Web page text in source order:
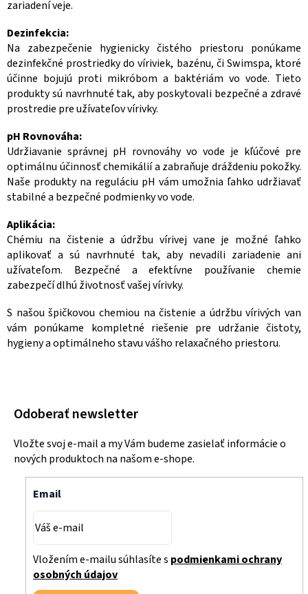
k
y
v
ý
p
s
u
zariadení veje.
Dezinfekcia:
Na zabezpečenie hygienicky čistého priestoru ponúkame
dezinfekčné prostriedky do víriviek, bazénu, či Swimspa, ktoré
účinne bojujú proti mikróbom a baktériám vo vode. Tieto
produkty sú navrhnuté tak, aby poskytovali bezpečné a zdravé
prostredie pre užívateľov vírivky.
pH Rovnováha:
Udržiavanie správnej pH rovnováhy vo vode je kľúčové pre
optimálnu účinnosť chemikálií a zabraňuje dráždeniu pokožky.
Naše produkty na reguláciu pH vám umožnia ľahko udržiavať
stabilné a bezpečné podmienky vo vode.
Aplikácia:
Chémiu na čistenie a údržbu vírivej vane je možné ľahko
aplikovať a sú navrhnuté tak, aby nevadili zariadenie ani
užívateľom. Bezpečné a efektívne používanie chemie
zabezpečí dlhú životnosť vašej vírivky.
S našou špičkovou chemiou na čistenie a údržbu vírivých van
vám ponúkame kompletné riešenie pre udržanie čistoty,
hygieny a optimálneho stavu vášho relaxačného priestoru.
Odoberať newsletter
Vložte svoj e-mail a my Vám budeme zasielať informácie o
nových produktoch na našom e-shope.
Email
Vložením e-mailu súhlasíte s podmienkami ochrany
osobných údajov